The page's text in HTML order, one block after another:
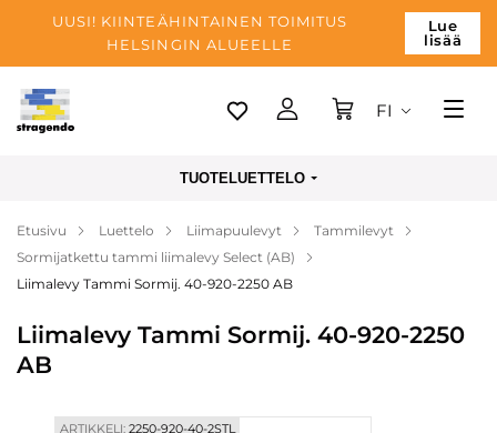
UUSI! KIINTEÄHINTAINEN TOIMITUS
HELSINGIN ALUEELLE
Lue
lisää
Tallinn
Maksu
Yrityksen
Blogi
Yhteystiedot
FI
TUOTELUETTELO
Etusivu Luettelo Liimapuulevyt
Tammilevyt
Sormijatkettu tammi liimalevy Select (AB)
Liimalevy Tammi Sormij. 40-920-2250 AB
Liimalevy Tammi Sormij. 40-920-2250
AB
ARTIKKELI:2250-920-40-2STL